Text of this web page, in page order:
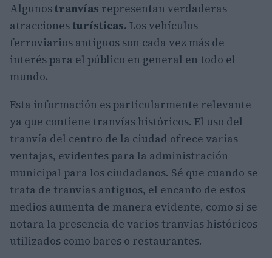
Algunostranvías representan verdaderas
atraccionesturísticas. Los vehículos
ferroviarios antiguos son cada vez más de
interés para el público en general en todo el
mundo.
Esta información es particularmente relevante
ya que contiene tranvías históricos. El uso del
tranvía del centro de la ciudad ofrece varias
ventajas, evidentes para la administración
municipal para los ciudadanos. Sé que cuando se
trata de tranvías antiguos, el encanto de estos
medios aumenta de manera evidente, como si se
notara la presencia de varios tranvías históricos
utilizados como bares o restaurantes.